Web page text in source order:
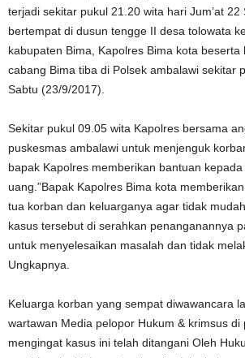
terjadi sekitar pukul 21.20 wita hari Jum’at 22
bertempat di dusun tengge II desa tolowata
kabupaten Bima, Kapolres Bima kota beserta
cabang Bima tiba di Polsek ambalawi sekitar
Sabtu (23/9/2017).
Sekitar pukul 09.05 wita Kapolres bersama
puskesmas ambalawi untuk menjenguk
bapak Kapolres memberikan bantuan
uang.”Bapak Kapolres Bima kota
tua korban dan keluarganya agar tidak
kasus tersebut di serahkan penanganannya
untuk menyelesaikan masalah dan tidak
Ungkapnya.
Keluarga korban yang sempat diwawancara
wartawan Media pelopor Hukum & krimsus di
mengingat kasus ini telah ditangani Oleh